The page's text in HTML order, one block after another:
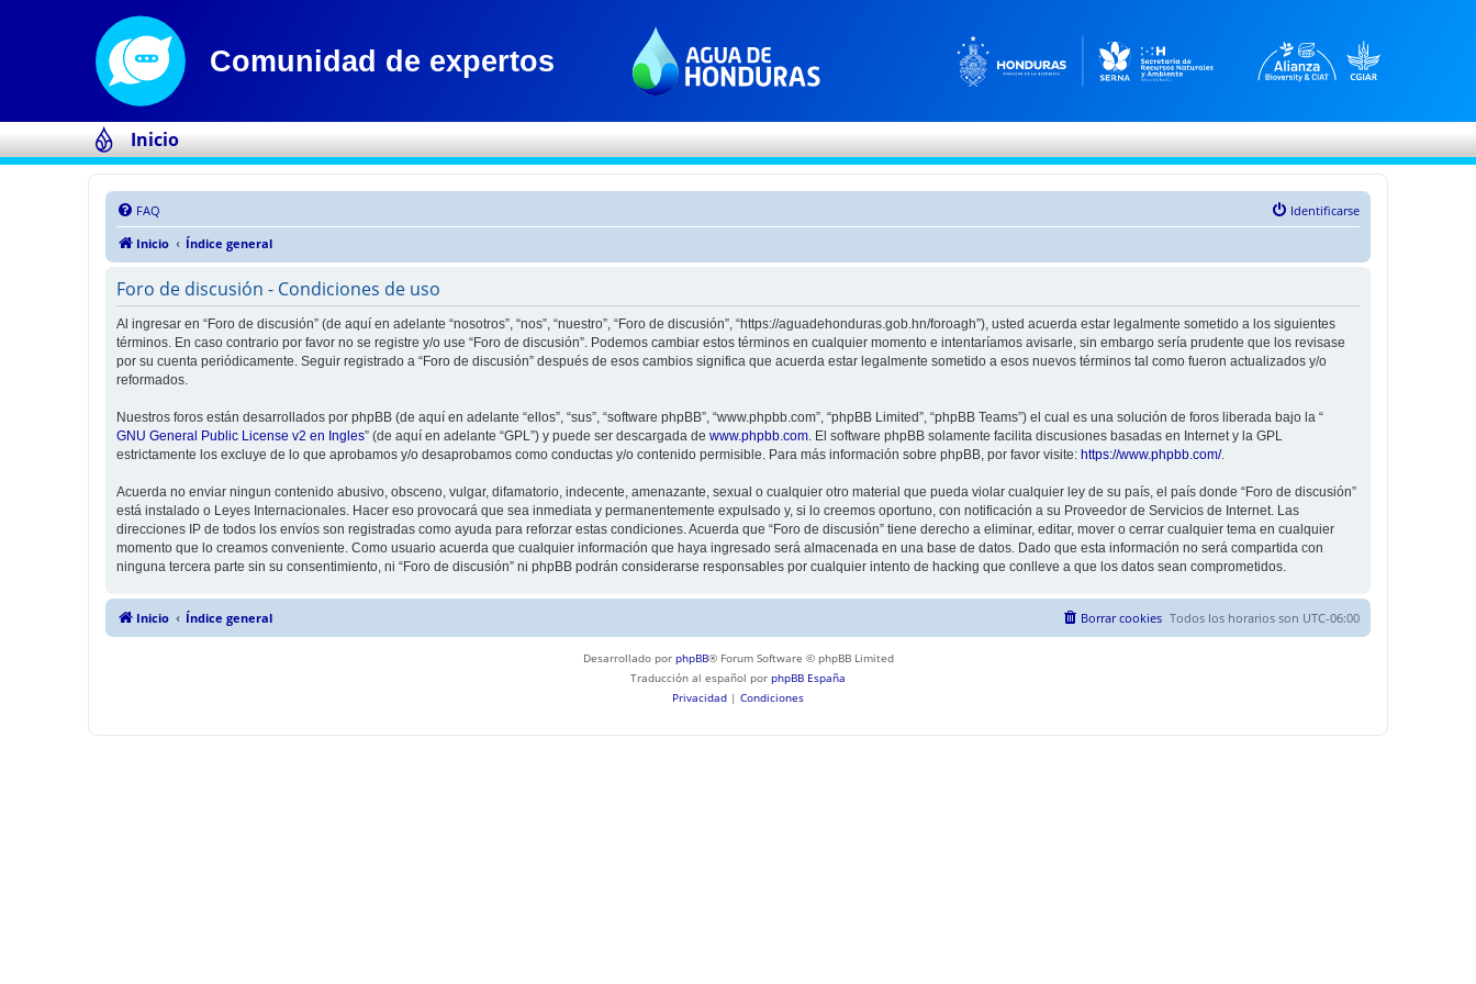
Inicio
FAQ
Identificarse
Inicio
Índice general
Foro de discusión - Condiciones de uso
Al ingresar en “Foro de discusión” (de aquí en adelante “nosotros”, “nos”, “nuestro”, “Foro de discusión”, “https://aguadehonduras.gob.hn/foroagh”), usted acuerda estar legalmente sometido a los siguientes
términos. En caso contrario por favor no se registre y/o use “Foro de discusión”. Podemos cambiar estos términos en cualquier momento e intentaríamos avisarle, sin embargo sería prudente que los revisase
por su cuenta periódicamente. Seguir registrado a “Foro de discusión” después de esos cambios significa que acuerda estar legalmente sometido a esos nuevos términos tal como fueron actualizados y/o
reformados.
Nuestros foros están desarrollados por phpBB (de aquí en adelante “ellos”, “sus”, “software phpBB”, “www.phpbb.com”, “phpBB Limited”, “phpBB Teams”) el cual es una solución de foros liberada bajo la “
GNU General Public License v2 en Ingles” (de aquí en adelante “GPL”) y puede ser descargada de www.phpbb.com. El software phpBB solamente facilita discusiones basadas en Internet y la GPL
estrictamente los excluye de lo que aprobamos y/o desaprobamos como conductas y/o contenido permisible. Para más información sobre phpBB, por favor visite: https://www.phpbb.com/.
Acuerda no enviar ningun contenido abusivo, obsceno, vulgar, difamatorio, indecente, amenazante, sexual o cualquier otro material que pueda violar cualquier ley de su país, el país donde “Foro de discusión”
está instalado o Leyes Internacionales. Hacer eso provocará que sea inmediata y permanentemente expulsado y, si lo creemos oportuno, con notificación a su Proveedor de Servicios de Internet. Las
direcciones IP de todos los envíos son registradas como ayuda para reforzar estas condiciones. Acuerda que “Foro de discusión” tiene derecho a eliminar, editar, mover o cerrar cualquier tema en cualquier
momento que lo creamos conveniente. Como usuario acuerda que cualquier información que haya ingresado será almacenada en una base de datos. Dado que esta información no será compartida con
ninguna tercera parte sin su consentimiento, ni “Foro de discusión” ni phpBB podrán considerarse responsables por cualquier intento de hacking que conlleve a que los datos sean comprometidos.
Inicio Índice general Todos los horarios son UTC-06:00
Borrar cookies
Desarrollado por phpBB® Forum Software © phpBB Limited
Traducción al español por phpBB España
Privacidad | Condiciones